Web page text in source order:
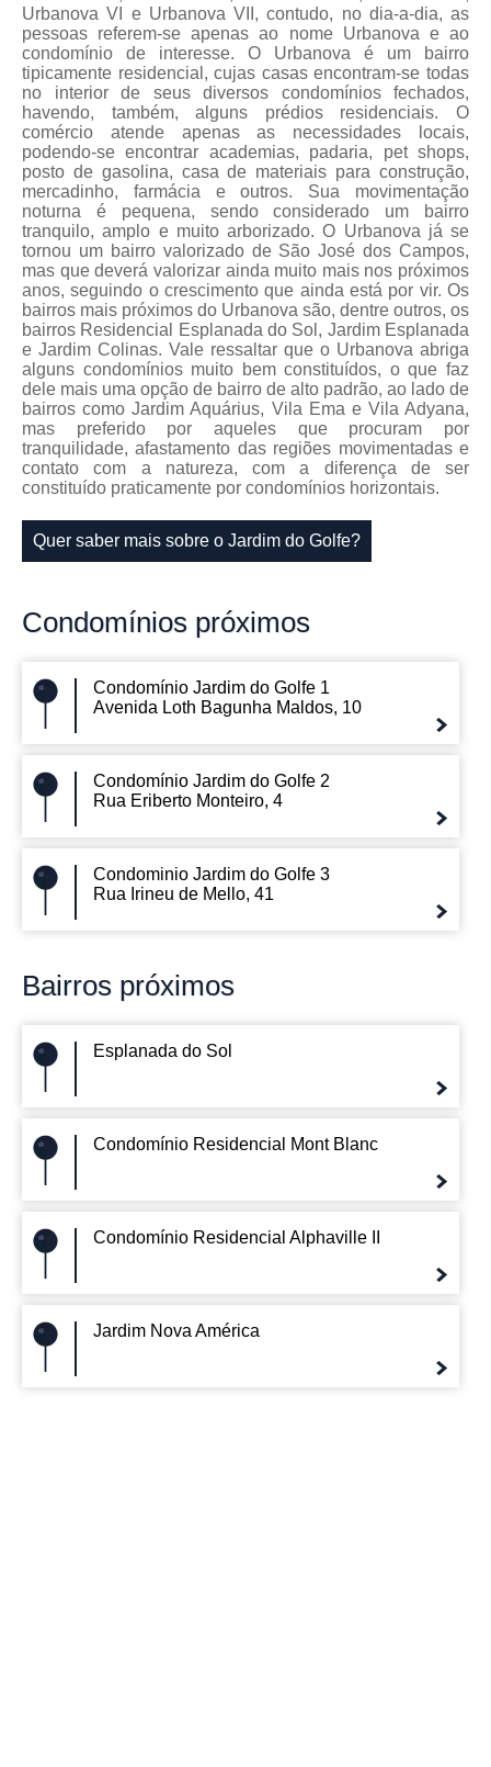
Urbanova VI e Urbanova VII, contudo, no dia-a-dia, as
pessoas referem-se apenas ao nome Urbanova e ao
condomínio de interesse. O Urbanova é um bairro
tipicamente residencial, cujas casas encontram-se todas
no interior de seus diversos condomínios fechados,
havendo, também, alguns prédios residenciais. O
comércio atende apenas as necessidades locais,
podendo-se encontrar academias, padaria, pet shops,
posto de gasolina, casa de materiais para construção,
mercadinho, farmácia e outros. Sua movimentação
noturna é pequena, sendo considerado um bairro
tranquilo, amplo e muito arborizado. O Urbanova já se
tornou um bairro valorizado de São José dos Campos,
mas que deverá valorizar ainda muito mais nos próximos
anos, seguindo o crescimento que ainda está por vir. Os
bairros mais próximos do Urbanova são, dentre outros, os
bairros Residencial Esplanada do Sol, Jardim Esplanada
e Jardim Colinas. Vale ressaltar que o Urbanova abriga
alguns condomínios muito bem constituídos, o que faz
dele mais uma opção de bairro de alto padrão, ao lado de
bairros como Jardim Aquárius, Vila Ema e Vila Adyana,
mas preferido por aqueles que procuram por
tranquilidade, afastamento das regiões movimentadas e
contato com a natureza, com a diferença de ser
constituído praticamente por condomínios horizontais.
Quer saber mais sobre o Jardim do Golfe?
Condomínios próximos
Condomínio Jardim do Golfe 1
Avenida Loth Bagunha Maldos, 10
Condomínio Jardim do Golfe 2
Rua Eriberto Monteiro, 4
Condominio Jardim do Golfe 3
Rua Irineu de Mello, 41
Bairros próximos
Esplanada do Sol
Condomínio Residencial Mont Blanc
Condomínio Residencial Alphaville II
Jardim Nova América